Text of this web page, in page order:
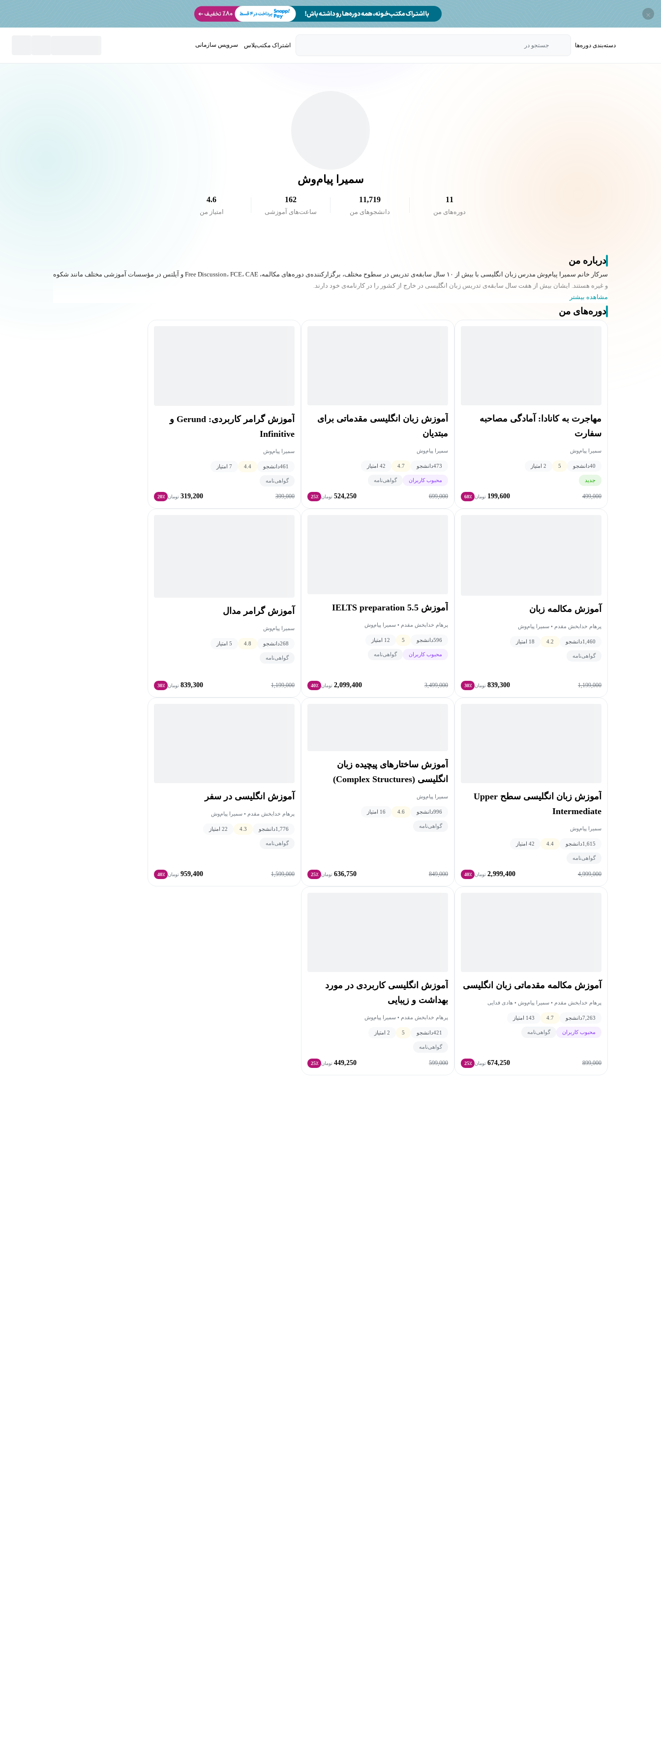
×
دسته‌بندی‌ دوره‌ها جستجو در اشتراک مکتب‌پلاس سرویس سازمانی
سمیرا پیام‌وش
11
دوره‌های من
11,719
دانشجو‌های من
162
ساعت‌های آموزشی
4.6
امتیاز من
درباره من
سرکار خانم سمیرا پیام‌وش مدرس زبان انگلیسی با بیش از ۱۰ سال سابقه‌ی تدریس در سطوح مختلف، برگزارکننده‌ی دوره‌های مکالمه، Free Discussion، FCE، CAE و آیلتس در مؤسسات آموزشی مختلف مانند شکوه
و غیره هستند. ایشان بیش از هفت سال سابقه‌ی تدریس زبان انگلیسی در خارج از کشور را در کارنامه‌ی خود دارند.
مشاهده بیشتر
دوره‌های من
مهاجرت به کانادا: آمادگی مصاحبه
سفارت
سمیرا پیام‌وش
40دانشجو 5 2 امتیاز
جدید
499,000
199,600 تومان 60٪
آموزش زبان انگلیسی مقدماتی برای
مبتدیان
سمیرا پیام‌وش
473دانشجو 4.7 42 امتیاز
محبوب کاربران گواهی‌نامه
699,000
524,250 تومان 25٪
آموزش گرامر کاربردی: Gerund و
Infinitive
سمیرا پیام‌وش
461دانشجو 4.4 7 امتیاز
گواهی‌نامه
399,000
319,200 تومان 20٪
آموزش مکالمه زبان
پرهام خدابخش مقدم • سمیرا پیام‌وش
1,460دانشجو 4.2 18 امتیاز
گواهی‌نامه
1,199,000
839,300 تومان 30٪
آموزش IELTS preparation 5.5
پرهام خدابخش مقدم • سمیرا پیام‌وش
596دانشجو 5 12 امتیاز
محبوب کاربران گواهی‌نامه
3,499,000
2,099,400 تومان 40٪
آموزش گرامر مدال
سمیرا پیام‌وش
268دانشجو 4.8 5 امتیاز
گواهی‌نامه
1,199,000
839,300 تومان 30٪
آموزش زبان انگلیسی سطح Upper
Intermediate
سمیرا پیام‌وش
1,615دانشجو 4.4 42 امتیاز
گواهی‌نامه
4,999,000
2,999,400 تومان 40٪
آموزش ساختارهای پیچیده زبان
انگلیسی (Complex Structures)
سمیرا پیام‌وش
996دانشجو 4.6 16 امتیاز
گواهی‌نامه
849,000
636,750 تومان 25٪
آموزش انگلیسی در سفر
پرهام خدابخش مقدم • سمیرا پیام‌وش
1,776دانشجو 4.3 22 امتیاز
گواهی‌نامه
1,599,000
959,400 تومان 40٪
آموزش مکالمه مقدماتی زبان انگلیسی
پرهام خدابخش مقدم • سمیرا پیام‌وش • هادی فدایی
7,263دانشجو 4.7 143 امتیاز
محبوب کاربران گواهی‌نامه
899,000
674,250 تومان 25٪
آموزش انگلیسی کاربردی در مورد
بهداشت و زیبایی
پرهام خدابخش مقدم • سمیرا پیام‌وش
421دانشجو 5 2 امتیاز
گواهی‌نامه
599,000
449,250 تومان 25٪